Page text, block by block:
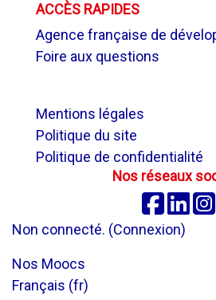
ACCÈS RAPIDES
Agence française de
Foire aux questions
Mentions légales
Politique du site
Politique de confidentialité
Nos réseaux
Facebook
Non connecté. (Connexion)
Nos Moocs
Français ‎(fr)‎